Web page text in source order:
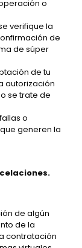
o
verifique la
de
de súper
de tu
autorización
se trate de
o
generen la
de algún
de la
contratación